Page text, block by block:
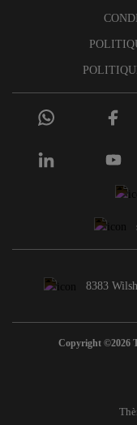
8383
Copyright ©2026